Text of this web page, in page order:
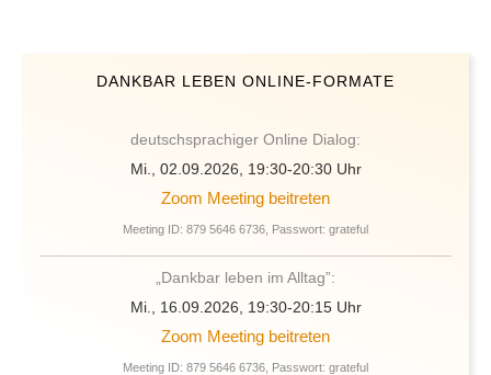
DANKBAR LEBEN ONLINE-FORMATE
deutschsprachiger Online Dialog:
Mi., 02.09.2026, 19:30-20:30 Uhr
Zoom Meeting beitreten
Meeting ID: 879 5646 6736, Passwort: grateful
„Dankbar leben im Alltag”:
Mi., 16.09.2026, 19:30-20:15 Uhr
Zoom Meeting beitreten
Meeting ID: 879 5646 6736, Passwort: grateful